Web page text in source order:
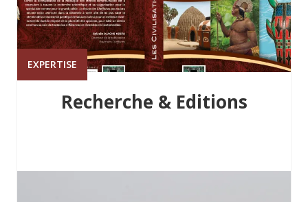
EXPERTISE
Recherche & Editions